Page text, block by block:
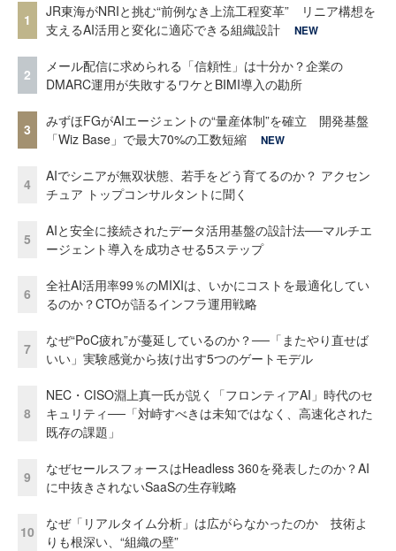
1
JR東海がNRIと挑む“前例なき上流工程変革” リニア構想を
支えるAI活用と変化に適応できる組織設計
NEW
2
メール配信に求められる「信頼性」は十分か？企業の
DMARC運用が失敗するワケとBIMI導入の勘所
3
みずほFGがAIエージェントの“量産体制”を確立 開発基盤
「Wiz Base」で最大70%の工数短縮
NEW
4
AIでシニアが無双状態、若手をどう育てるのか？ アクセン
チュア トップコンサルタントに聞く
5
AIと安全に接続されたデータ活用基盤の設計法──マルチエ
ージェント導入を成功させる5ステップ
6
全社AI活用率99％のMIXIは、いかにコストを最適化してい
るのか？CTOが語るインフラ運用戦略
7
なぜ“PoC疲れ”が蔓延しているのか？──「またやり直せば
いい」実験感覚から抜け出す5つのゲートモデル
8
NEC・CISO淵上真一氏が説く「フロンティアAI」時代のセ
キュリティ──「対峙すべきは未知ではなく、高速化された
既存の課題」
9
なぜセールスフォースはHeadless 360を発表したのか？AI
に中抜きされないSaaSの生存戦略
10
なぜ「リアルタイム分析」は広がらなかったのか 技術よ
りも根深い、“組織の壁”